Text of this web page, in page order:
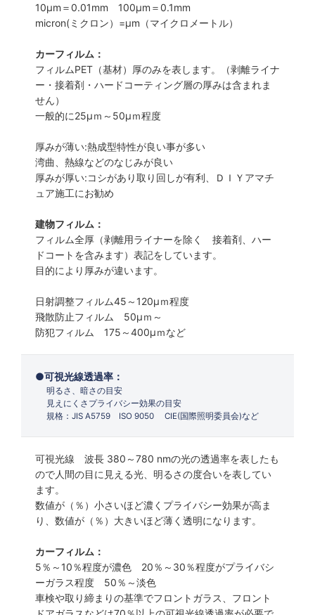
10μm＝0.01mm 100μm＝0.1mm
micron(ミクロン）=µm（マイクロメートル）
カーフィルム：
フィルムPET（基材）厚のみを表します。（剥離ライナ
ー・接着剤・ハードコーティング層の厚みは含まれま
せん）
一般的に25µｍ～50µｍ程度
厚みが薄い:熱成型特性が良い事が多い
湾曲、熱線などのなじみが良い
厚みが厚い:コシがあり取り回しが有利、ＤＩＹアマチ
ュア施工にお勧め
建物フィルム：
フィルム全厚（剥離用ライナーを除く 接着剤、ハー
ドコートを含みます）表記をしています。
目的により厚みが違います。
日射調整フィルム45～120µｍ程度
飛散防止フィルム 50µｍ～
防犯フィルム 175～400µｍなど
可視光線透過率：
明るさ、暗さの目安
見えにくさプライバシー効果の目安
規格：JIS A5759 ISO 9050 CIE(国際照明委員会)など
可視光線 波長 380～780 nmの光の透過率を表したも
ので人間の目に見える光、明るさの度合いを表してい
ます。
数値が（％）小さいほど濃くプライバシー効果が高ま
り、数値が（％）大きいほど薄く透明になります。
カーフィルム：
5％～10％程度が濃色 20％～30％程度がプライバシ
ーガラス程度 50％～淡色
車検や取り締まりの基準でフロントガラス、フロント